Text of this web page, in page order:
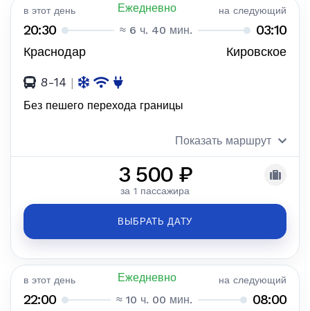
в этот день Ежедневно на следующий
20:30 ≈ 6 ч. 40 мин. 03:10
Краснодар Кировское
8-14 |
Без пешего перехода границы
Показать маршрут
3 500 ₽
за 1 пассажира
ВЫБРАТЬ ДАТУ
в этот день Ежедневно на следующий
22:00 ≈ 10 ч. 00 мин. 08:00